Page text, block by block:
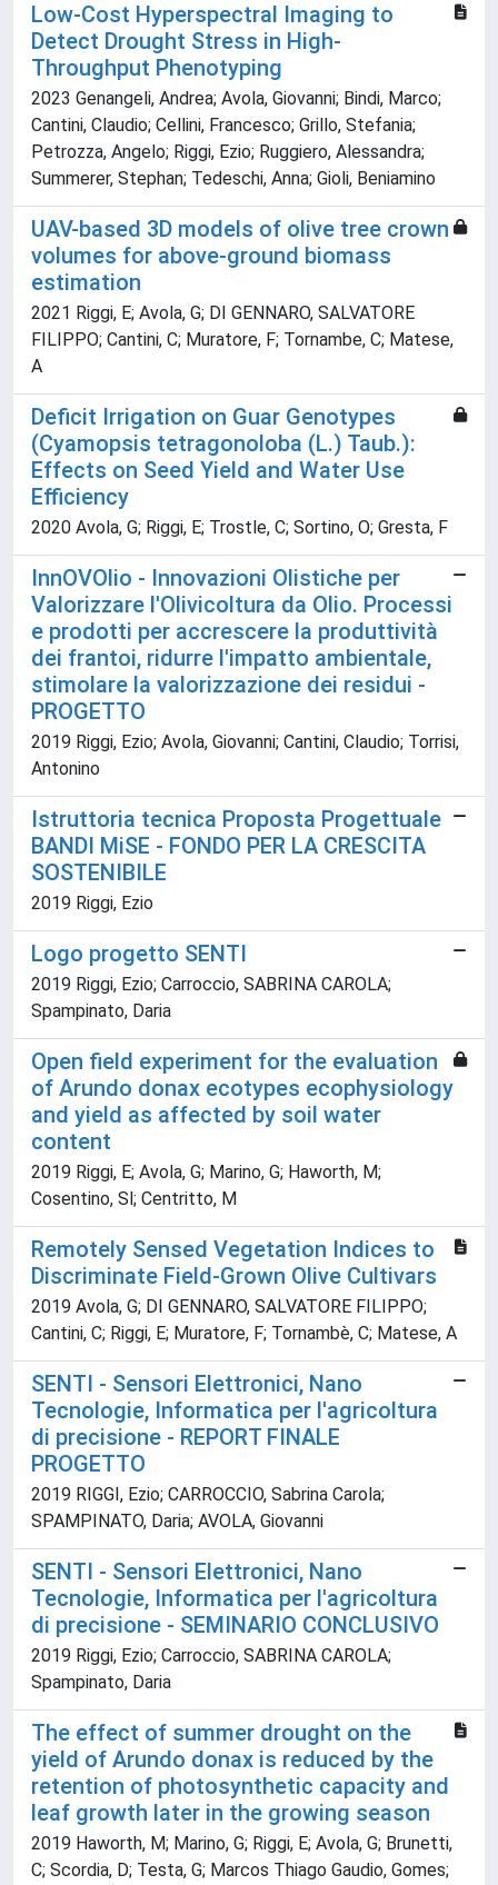
Low-Cost Hyperspectral Imaging to
Detect Drought Stress in High-
Throughput Phenotyping
2023 Genangeli, Andrea; Avola, Giovanni; Bindi, Marco;
Cantini, Claudio; Cellini, Francesco; Grillo, Stefania;
Petrozza, Angelo; Riggi, Ezio; Ruggiero, Alessandra;
Summerer, Stephan; Tedeschi, Anna; Gioli, Beniamino
UAV-based 3D models of olive tree crown
volumes for above-ground biomass
estimation
2021 Riggi, E; Avola, G; DI GENNARO, SALVATORE
FILIPPO; Cantini, C; Muratore, F; Tornambe, C; Matese,
A
Deficit Irrigation on Guar Genotypes
(Cyamopsis tetragonoloba (L.) Taub.):
Effects on Seed Yield and Water Use
Efficiency
2020 Avola, G; Riggi, E; Trostle, C; Sortino, O; Gresta, F
InnOVOlio - Innovazioni Olistiche per
Valorizzare l'Olivicoltura da Olio. Processi
e prodotti per accrescere la produttività
dei frantoi, ridurre l'impatto ambientale,
stimolare la valorizzazione dei residui -
PROGETTO
2019 Riggi, Ezio; Avola, Giovanni; Cantini, Claudio; Torrisi,
Antonino
Istruttoria tecnica Proposta Progettuale
BANDI MiSE - FONDO PER LA CRESCITA
SOSTENIBILE
2019 Riggi, Ezio
Logo progetto SENTI
2019 Riggi, Ezio; Carroccio, SABRINA CAROLA;
Spampinato, Daria
Open field experiment for the evaluation
of Arundo donax ecotypes ecophysiology
and yield as affected by soil water
content
2019 Riggi, E; Avola, G; Marino, G; Haworth, M;
Cosentino, Sl; Centritto, M
Remotely Sensed Vegetation Indices to
Discriminate Field-Grown Olive Cultivars
2019 Avola, G; DI GENNARO, SALVATORE FILIPPO;
Cantini, C; Riggi, E; Muratore, F; Tornambè, C; Matese, A
SENTI - Sensori Elettronici, Nano
Tecnologie, Informatica per l'agricoltura
di precisione - REPORT FINALE
PROGETTO
2019 RIGGI, Ezio; CARROCCIO, Sabrina Carola;
SPAMPINATO, Daria; AVOLA, Giovanni
SENTI - Sensori Elettronici, Nano
Tecnologie, Informatica per l'agricoltura
di precisione - SEMINARIO CONCLUSIVO
2019 Riggi, Ezio; Carroccio, SABRINA CAROLA;
Spampinato, Daria
The effect of summer drought on the
yield of Arundo donax is reduced by the
retention of photosynthetic capacity and
leaf growth later in the growing season
2019 Haworth, M; Marino, G; Riggi, E; Avola, G; Brunetti,
C; Scordia, D; Testa, G; Marcos Thiago Gaudio, Gomes;